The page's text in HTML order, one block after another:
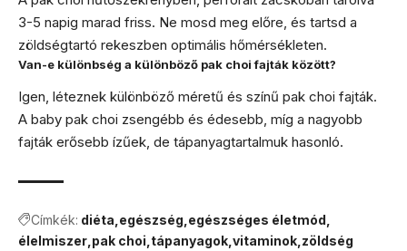
3-5 napig marad friss. Ne mosd meg előre, és tartsd a
zöldségtartó rekeszben optimális hőmérsékleten.
Van-e különbség a különböző pak choi fajták között?
Igen, léteznek különböző méretű és színű pak choi fajták.
A baby pak choi zsengébb és édesebb, míg a nagyobb
fajták erősebb ízűek, de tápanyagtartalmuk hasonló.
Címkék: diéta egészség egészséges életmód
élelmiszer pak choi tápanyagok vitaminok zöldség